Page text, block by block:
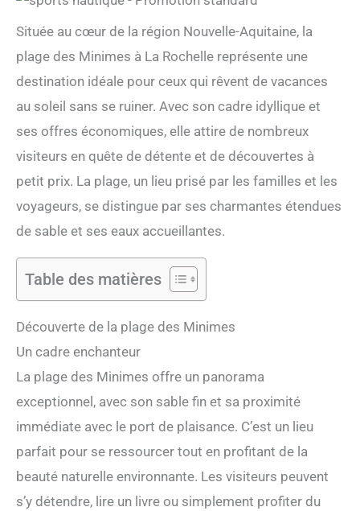
Située au cœur de la région Nouvelle-Aquitaine, la
plage des Minimes à La Rochelle représente une
destination idéale pour ceux qui rêvent de vacances
au soleil sans se ruiner. Avec son cadre idyllique et
ses offres économiques, elle attire de nombreux
visiteurs en quête de détente et de découvertes à
petit prix. La plage, un lieu prisé par les familles et les
voyageurs, se distingue par ses charmantes étendues
de sable et ses eaux accueillantes.
Table des matières
Découverte de la plage des Minimes
Un cadre enchanteur
La plage des Minimes offre un panorama
exceptionnel, avec son sable fin et sa proximité
immédiate avec le port de plaisance. C’est un lieu
parfait pour se ressourcer tout en profitant de la
beauté naturelle environnante. Les visiteurs peuvent
s’y détendre, lire un livre ou simplement profiter du